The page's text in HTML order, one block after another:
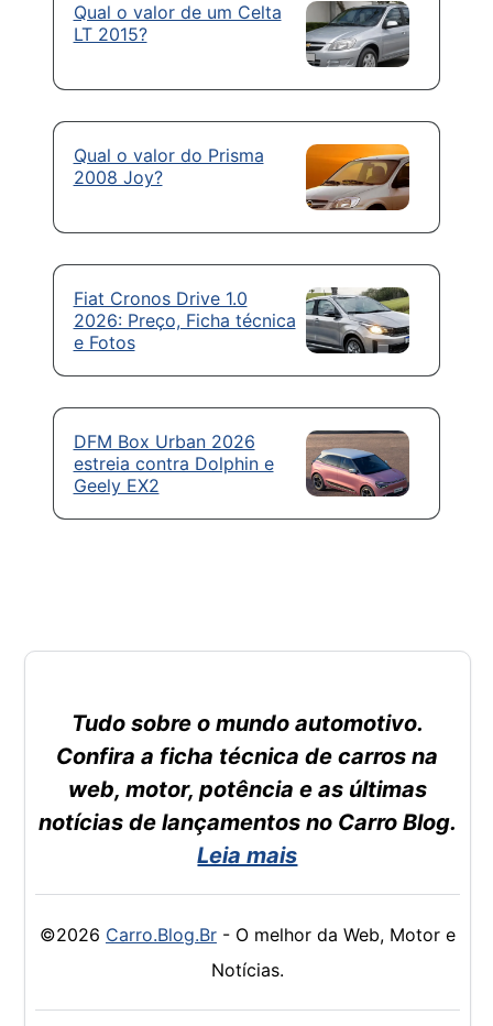
Qual o valor de um Celta
LT 2015?
Qual o valor do Prisma
2008 Joy?
Fiat Cronos Drive 1.0
2026: Preço, Ficha técnica
e Fotos
DFM Box Urban 2026
estreia contra Dolphin e
Geely EX2
Tudo sobre o mundo automotivo.
Confira a ficha técnica de carros na
web, motor, potência e as últimas
notícias de lançamentos no Carro Blog.
Leia mais
©2026 Carro.Blog.Br- O melhor da Web, Motor e
Notícias.